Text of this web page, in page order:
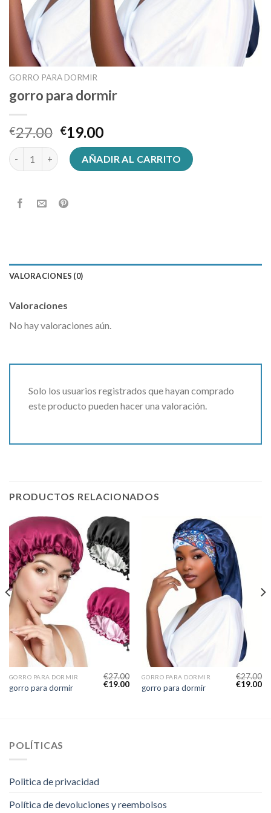
GORRO PARA DORMIR
gorro para dormir
€27.00 €19.00
gorro para dormir cantidadAÑADIR AL CARRITO
VALORACIONES (0)
Valoraciones
No hay valoraciones aún.
Solo los usuarios registrados que hayan comprado
este producto pueden hacer una valoración.
PRODUCTOS RELACIONADOS
GORRO PARA DORMIR
gorro para dormir
€27.00
€19.00
GORRO PARA DORMIR
gorro para dormir
€27.00
€19.00
POLÍTICAS
Politica de privacidad
Política de devoluciones y reembolsos